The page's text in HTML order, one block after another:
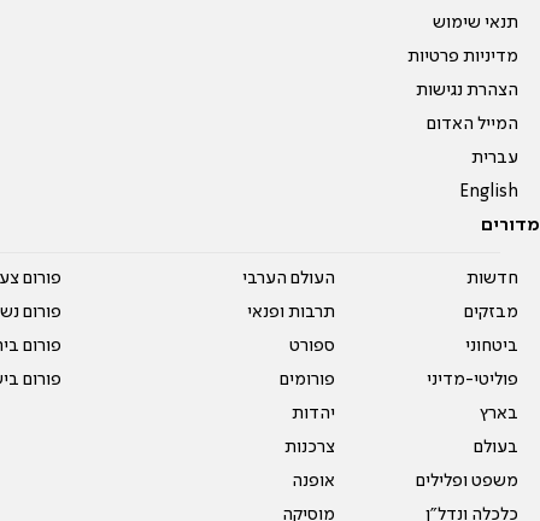
תנאי שימוש
מדיניות פרטיות
הצהרת נגישות
המייל האדום
עברית
English
מדורים
חדשות
מבזקים
ביטחוני
פוליטי-מדיני
בארץ
בעולם
משפט ופלילים
כלכלה ונדל"ן
העולם הערבי
תרבות ופנאי
ספורט
פורומים
יהדות
צרכנות
אופנה
מוסיקה
פורום
פורום
פורום
פורום